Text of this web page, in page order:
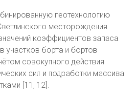
геотехнологию
месторождения
коэффициентов запаса
участков борта и бортов
совокупного действия
сил и подработки массива
[11, 12].